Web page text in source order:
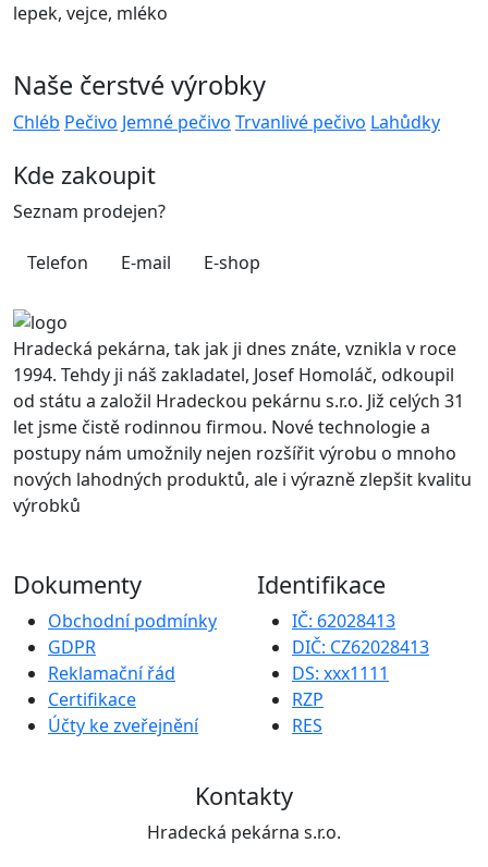
lepek, vejce, mléko
Naše čerstvé výrobky
Chléb Pečivo Jemné pečivo Trvanlivé pečivo Lahůdky
Kde zakoupit
Seznam prodejen?
Telefon E-mail E-shop
Hradecká pekárna, tak jak ji dnes znáte, vznikla v roce
1994. Tehdy ji náš zakladatel, Josef Homoláč, odkoupil
od státu a založil Hradeckou pekárnu s.r.o. Již celých 31
let jsme čistě rodinnou firmou. Nové technologie a
postupy nám umožnily nejen rozšířit výrobu o mnoho
nových lahodných produktů, ale i výrazně zlepšit kvalitu
výrobků
Dokumenty
Obchodní podmínky
GDPR
Reklamační řád
Certifikace
Účty ke zveřejnění
Identifikace
IČ: 62028413
DIČ: CZ62028413
DS: xxx1111
RZP
RES
Kontakty
Hradecká pekárna s.r.o.